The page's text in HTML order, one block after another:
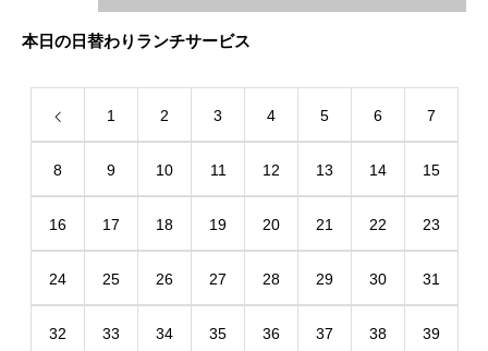
本日の日替わりランチサービス
1 2 3 4 5 6 7
8 9 10 11 12 13 14 15
16 17 18 19 20 21 22 23
24 25 26 27 28 29 30 31
32 33 34 35 36 37 38 39